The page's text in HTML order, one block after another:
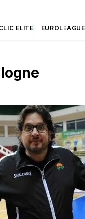
ELITE EUROLEAGUE